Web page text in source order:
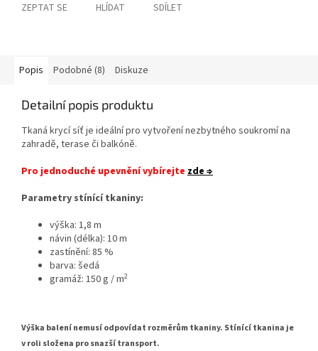
ZEPTAT SE HLÍDAT SDÍLET
Popis Podobné (8) Diskuze
Detailní popis produktu
Tkaná krycí síť je ideální pro vytvoření nezbytného soukromí na
zahradě, terase či balkóně.
Pro jednoduché upevnění vybírejte zde ⇒
Parametry stínící tkaniny:
výška: 1,8 m
návin (délka): 10 m
zastínění: 85 %
barva: šedá
gramáž: 150 g / m2
Výška balení nemusí odpovídat rozměrům tkaniny. Stínící tkanina je
v roli složena pro snazší transport.